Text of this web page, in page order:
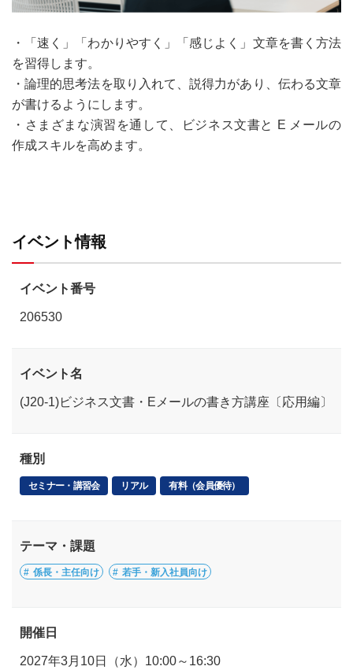
・「速く」「わかりやすく」「感じよく」文章を書く方法
を習得します。
・論理的思考法を取り入れて、説得力があり、伝わる文章
が書けるようにします。
・さまざまな演習を通して、ビジネス文書と E メールの
作成スキルを高めます。
イベント情報
イベント番号
206530
イベント名
(J20-1)ビジネス文書・Eメールの書き方講座〔応用編〕
種別
セミナー・講習会 リアル 有料（会員優待）
テーマ・課題
係長・主任向け 若手・新入社員向け
開催日
2027年3月10日（水）10:00～16:30